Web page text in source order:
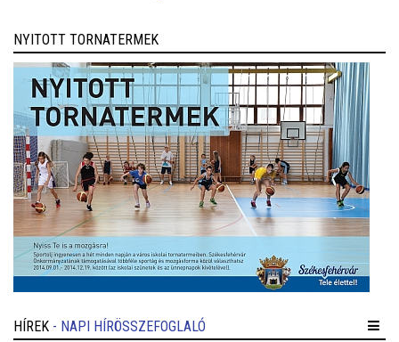
NYITOTT TORNATERMEK
HÍREK - NAPI HÍRÖSSZEFOGLALÓ